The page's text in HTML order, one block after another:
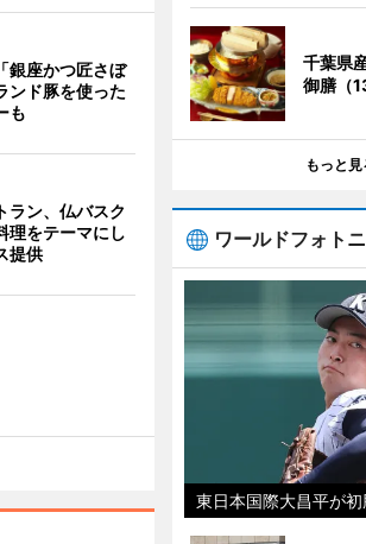
銀座かつ匠さぼ
ド豚を使った
も
ラン、仏バスク
理をテーマにし
提供
千葉県
御膳（
もっと見
ワールドフォト
東日本国際大昌平が